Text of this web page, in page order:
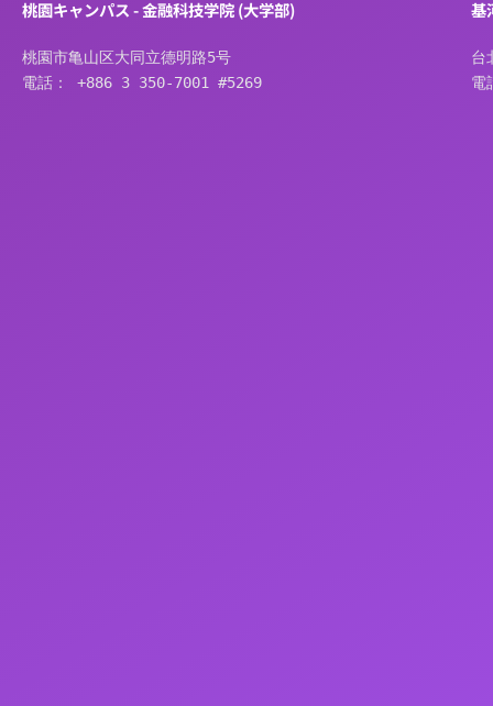
桃園キャンパス - 金融科技学院 (大学部)
桃園市亀山区大同立德明路5号
電話： +886 3 350-7001 #5269
基
台
電